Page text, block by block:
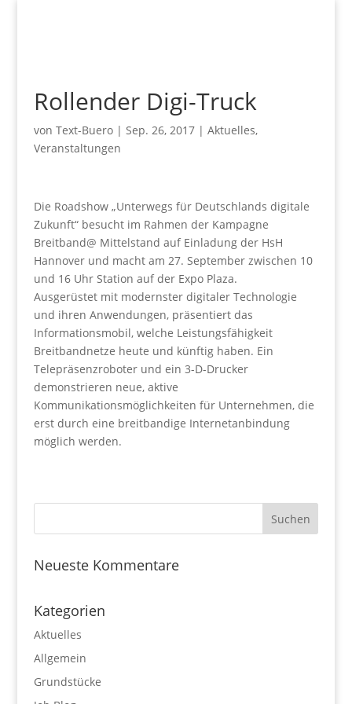
Rollender Digi-Truck
von Text-Buero| Sep. 26, 2017| Aktuelles,
Veranstaltungen
Die Roadshow „Unterwegs für Deutschlands digitale
Zukunft“ besucht im Rahmen der Kampagne
Breitband@ Mittelstand auf Einladung der HsH
Hannover und macht am 27. September zwischen 10
und 16 Uhr Station auf der Expo Plaza.
Ausgerüstet mit modernster digitaler Technologie
und ihren Anwendungen, präsentiert das
Informationsmobil, welche Leistungsfähigkeit
Breitbandnetze heute und künftig haben. Ein
Telepräsenzroboter und ein 3-D-Drucker
demonstrieren neue, aktive
Kommunikationsmöglichkeiten für Unternehmen, die
erst durch eine breitbandige Internetanbindung
möglich werden.
Neueste Kommentare
Kategorien
Aktuelles
Allgemein
Grundstücke